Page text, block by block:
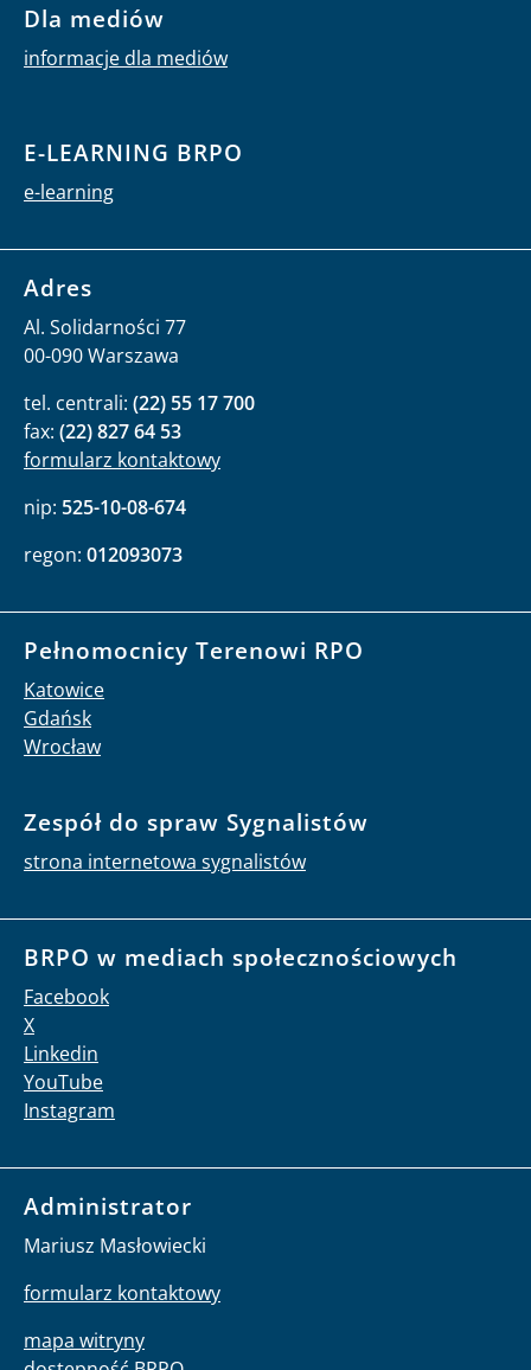
Dla mediów
informacje dla mediów
E-LEARNING BRPO
e-learning
Adres
Al. Solidarności 77
00-090 Warszawa
tel. centrali: (22) 55 17 700
fax: (22) 827 64 53
formularz kontaktowy
nip: 525-10-08-674
regon: 012093073
Pełnomocnicy Terenowi RPO
Katowice
Gdańsk
Wrocław
Zespół do spraw Sygnalistów
strona internetowa sygnalistów
BRPO w mediach społecznościowych
Facebook
X
Linkedin
YouTube
Instagram
Administrator
Mariusz Masłowiecki
formularz kontaktowy
mapa witryny